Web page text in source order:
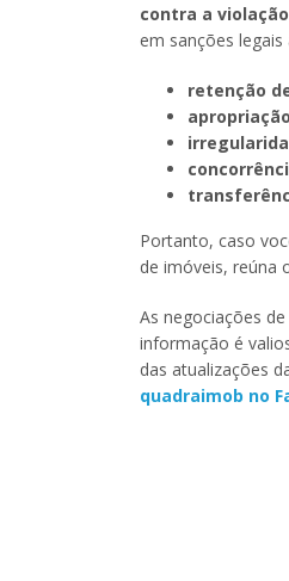
contra a
em sanções
retenção
Portanto, caso
de imóveis, reúna
As negociações
informação é
das atualizações
quadraimob no